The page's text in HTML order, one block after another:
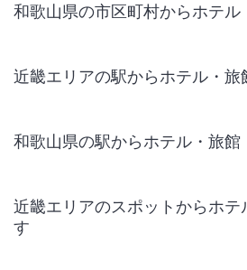
和歌山県の市区町村からホテル
近畿エリアの駅からホテル・旅
和歌山県の駅からホテル・旅館
近畿エリアのスポットからホテ
す